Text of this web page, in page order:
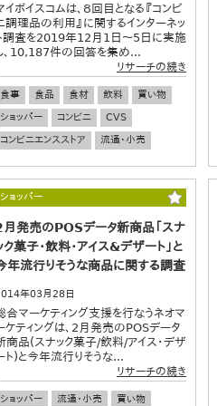
イボイスコムは、８回目となる『コンビ
調理品の利用』に関するインターネッ
調査を2019年12月1日～5日に実施
、10,187件の回答を集め...
リサーチの続き
食事 食品 食材 飲料
買い物
ショッパー
コンビニ
CVS
コンビニエンスストア
流通・小売
ショッパー
月発売のPOSデータ新商品「スナ
ク菓子・飲料・アイス&デザート」と
年流行りそうな商品に関する調査
年03月28日
合マーケティング支援を行なうネオマ
ケティングは、2月発売のPOSデータ
商品(スナック菓子/飲料/アイス・デザ
ト)と今年流行りそうな...
リサーチの続き
ショッパー 流通・小売
買い物